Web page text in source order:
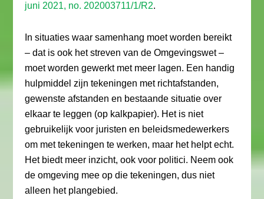
juni 2021, no. 202003711/1/R2.
In situaties waar samenhang moet worden bereikt
– dat is ook het streven van de Omgevingswet –
moet worden gewerkt met meer lagen. Een handig
hulpmiddel zijn tekeningen met richtafstanden,
gewenste afstanden en bestaande situatie over
elkaar te leggen (op kalkpapier). Het is niet
gebruikelijk voor juristen en beleidsmedewerkers
om met tekeningen te werken, maar het helpt echt.
Het biedt meer inzicht, ook voor politici. Neem ook
de omgeving mee op die tekeningen, dus niet
alleen het plangebied.